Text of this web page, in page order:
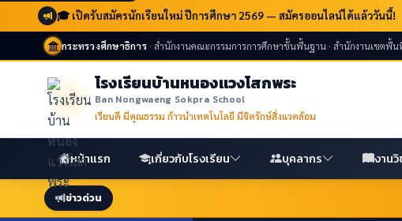
🎓 เปิดรับสมัครนักเรียนใหม่ ปีการศึกษา 2569 — สมัครออนไลน์ได้แล้ววันนี้!
กระทรวงศึกษาธิการ · สำนักงานคณะกรรมการการศึกษาขั้นพื้นฐาน · สำนักงานเขต
โรงเรียนบ้านหนองแวงโสกพระ
Ban Nongwaeng Sokpra School
เรียนดี มีคุณธรรม ก้าวนำเทคโนโลยี มีจิตรักษ์สิ่งแวดล้อม
หน้าแรก เกี่ยวกับโรงเรียน บุคลากร งาน
ข่าวด่วน